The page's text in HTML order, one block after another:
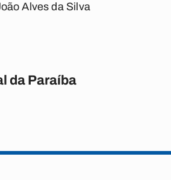
Alves da Silva
da Paraíba